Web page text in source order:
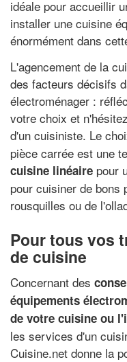
idéale pour accueillir
installer une cuisine
énormément dans
L'agencement de la
des facteurs décisifs
électroménager :
votre choix et
d'un cuisiniste. Le
pièce carrée est une
cuisine linéaire pour
pour cuisiner de bons
rousquilles ou de
Pour tous vos
de cuisine
Concernant des
équipements
de votre cuisine ou l'
les services d'un
Cuisine.net donne la